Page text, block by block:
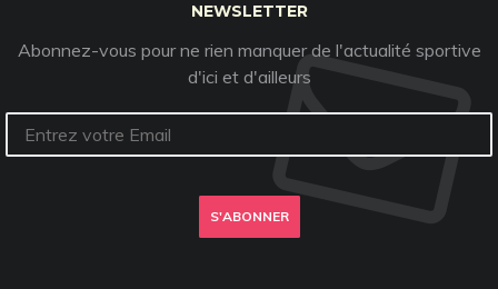
NEWSLETTER
Abonnez-vous pour ne rien manquer de l'actualité sportive
d'ici et d'ailleurs
S'ABONNER